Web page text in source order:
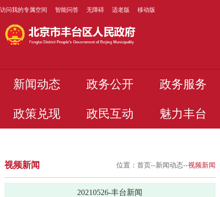
访问我的专属空间 智能问答 无障碍 适老版 移动版
新闻动态 政务公开 政务服务
政策兑现 政民互动 魅力丰台
视频新闻 位置：首页--新闻动态--视频新闻
20210526-丰台新闻